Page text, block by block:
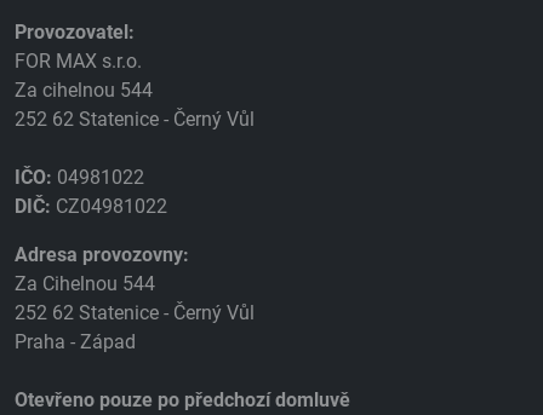
Provozovatel:
FOR MAX s.r.o.
Za cihelnou 544
252 62 Statenice - Černý Vůl
IČO: 04981022
DIČ: CZ04981022
Adresa provozovny:
Za Cihelnou 544
252 62 Statenice - Černý Vůl
Praha - Západ
Otevřeno pouze po předchozí domluvě